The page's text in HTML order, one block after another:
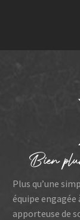
Plus qu’une
équipe
apporteuse de